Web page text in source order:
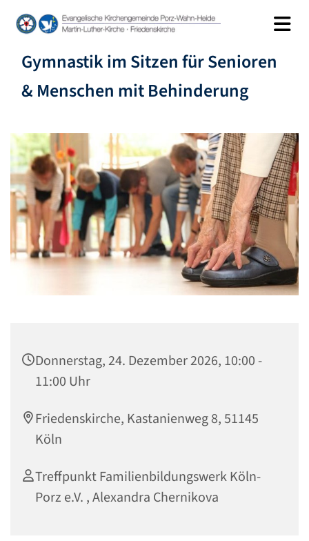
Gymnastik im Sitzen für Senioren
& Menschen mit Behinderung
Donnerstag, 24. Dezember 2026, 10:00 -
11:00 Uhr
Friedenskirche, Kastanienweg 8, 51145
Köln
Treffpunkt Familienbildungswerk Köln-
Porz e.V. , Alexandra Chernikova